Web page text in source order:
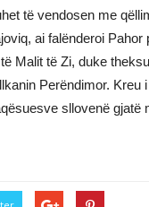
të vendosen me
ai falënderoi
Malit të Zi, duke
Perëndimor. Kreu
sllovenë gjatë